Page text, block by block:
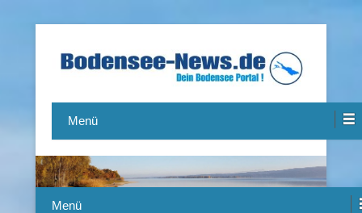
Bodensee-News.de
Menü
Menü